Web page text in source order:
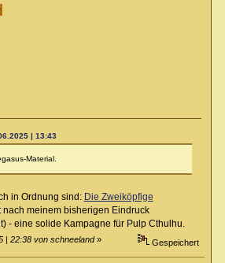
| 13:43
Material.
in Ordnung sind: Die Zweiköpfige
nach meinem bisherigen Eindruck
- eine solide Kampagne für Pulp Cthulhu.
| 22:38 von schneeland» Gespeichert